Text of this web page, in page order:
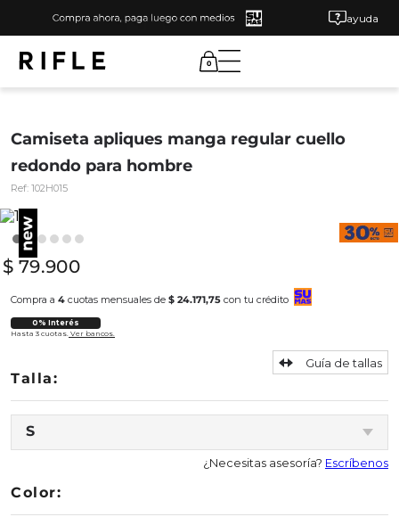
ayuda
0
Camiseta apliques manga regular cuello
redondo para hombre
Ref: 102H015
$ 79.900
Compra a 4 cuotas mensuales de $ 24.171,75 con tu crédito
0% Interés
Hasta 3 cuotas. Ver bancos.
S
Guía de tallas
¿Necesitas asesoría? Escríbenos
Color: